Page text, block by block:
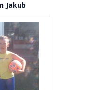
Jakub